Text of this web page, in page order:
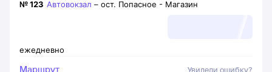
ежедневно
№123 Автовокзал – ост. Попасное - Магазин
Маршрут Увидели ошибку?